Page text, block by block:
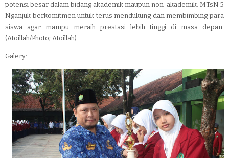
potensi besar dalam bidang akademik maupun non-akademik. MTsN 5
Nganjuk berkomitmen untuk terus mendukung dan membimbing para
siswa agar mampu meraih prestasi lebih tinggi di masa depan.
(Atoillah/Photo; Atoillah)
Galery: